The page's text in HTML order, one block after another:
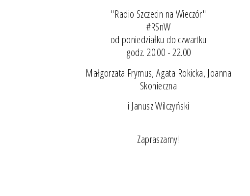
"Radio Szczecin na Wieczór"
#RSnW
od poniedziałku do czwartku
godz. 20.00 - 22.00
Małgorzata Frymus, Agata Rokicka, Joanna
Skonieczna
i Janusz Wilczyński
Zapraszamy!